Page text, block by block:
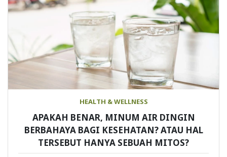
HEALTH & WELLNESS
APAKAH BENAR, MINUM AIR DINGIN
BERBAHAYA BAGI KESEHATAN? ATAU HAL
TERSEBUT HANYA SEBUAH MITOS?